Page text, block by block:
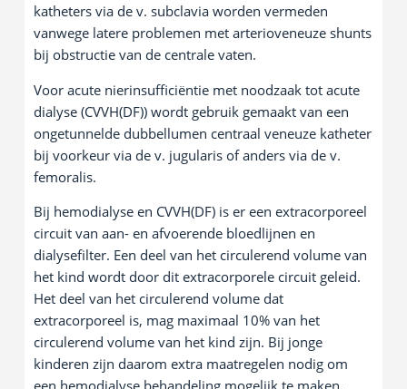
katheters via de v. subclavia worden vermeden
vanwege latere problemen met arterioveneuze shunts
bij obstructie van de centrale vaten.
Voor acute nierinsufficiëntie met noodzaak tot acute
dialyse (CVVH(DF)) wordt gebruik gemaakt van een
ongetunnelde dubbellumen centraal veneuze katheter
bij voorkeur via de v. jugularis of anders via de v.
femoralis.
Bij hemodialyse en CVVH(DF) is er een extracorporeel
circuit van aan- en afvoerende bloedlijnen en
dialysefilter. Een deel van het circulerend volume van
het kind wordt door dit extracorporele circuit geleid.
Het deel van het circulerend volume dat
extracorporeel is, mag maximaal 10% van het
circulerend volume van het kind zijn. Bij jonge
kinderen zijn daarom extra maatregelen nodig om